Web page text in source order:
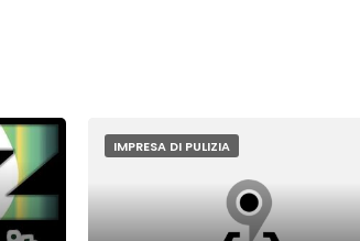
IMPRESA DI PULIZIA